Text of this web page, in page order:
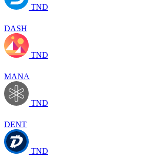
TND
DASH
TND
MANA
TND
DENT
TND